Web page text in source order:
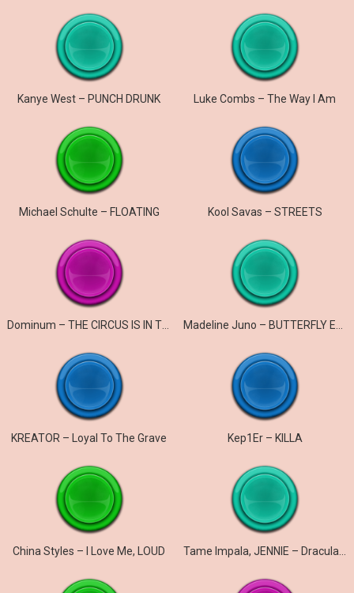
Kanye West – PUNCH DRUNK Luke Combs – The Way I Am
Michael Schulte – FLOATING Kool Savas – STREETS
Dominum – THE CIRCUS IS IN TOWN
KREATOR – Loyal To The Grave Kep1Er – KILLA
China Styles – I Love Me, LOUD